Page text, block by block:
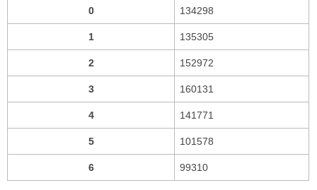
0 134298
1 135305
2 152972
3 160131
4 141771
5 101578
6 99310